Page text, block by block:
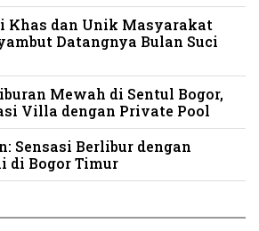
Khas dan Unik Masyarakat
Datangnya Bulan Suci
Mewah di Sentul Bogor,
Villa dengan Private Pool
Sensasi Berlibur dengan
di Bogor Timur